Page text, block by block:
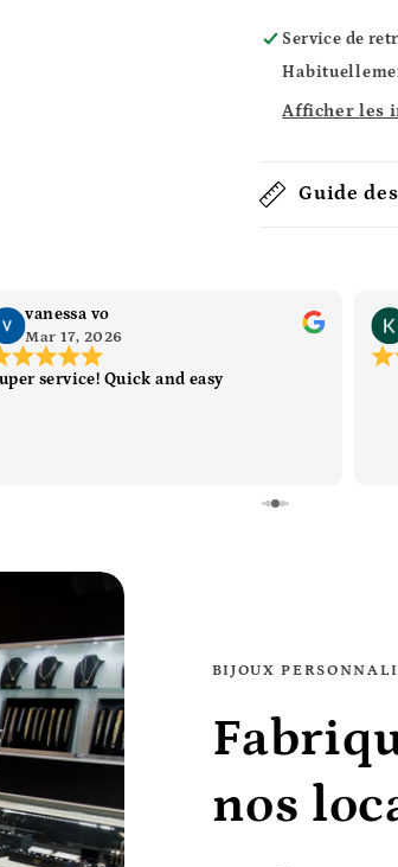
Service de
Afficher les
Guide
vanessa vo
Mar 17, 2026
service! Quick and easy
BIJOUX
nos